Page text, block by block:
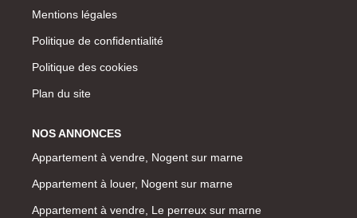
Mentions légales
Politique de confidentialité
Politique des cookies
Plan du site
NOS ANNONCES
Appartement à vendre, Nogent sur marne
Appartement à louer, Nogent sur marne
Appartement à vendre, Le perreux sur marne